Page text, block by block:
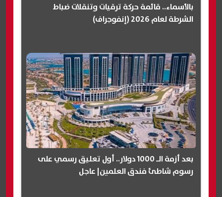
بالأسماء.. قائمة حركة ترقيات وتنقلات ضباط
الشرطة لعام 2026 (إنفوجراف)
بعد أزمة الـ 1000 دولار.. أول تعليق رسمي على
رسوم شاطئ فندق العلمين| عاجل